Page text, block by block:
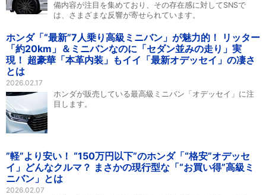
備内容が注目を集めており、その存在感に対してSNSで
は、さまざまな反響が寄せられています。
ホンダ「“最新”7人乗り高級ミニバン」が魅力的！ リッター
「約20km」＆ミニバンなのに「セダン並みの走り」実
現！ 超豪華「本革内装」もイイ「最新オデッセイ」の凄さ
とは
2026.02.17
ホンダが販売している最高級ミニバン「オデッセイ」に注
目します。
”軽”より安い！ “150万円以下”のホンダ「“格安”オデッセ
イ」どんなクルマ？ まさかの現行型な「“お買い得”高級ミ
ニバン」とは
2026.02.07